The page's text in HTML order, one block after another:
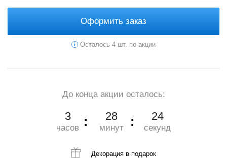
Оформить заказ
Осталось 4 шт. по акции
До конца акции осталось:
3
часов
28
минут
22
секунд
Декорация в подарок